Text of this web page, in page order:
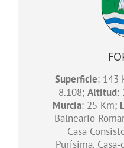
Superficie: 143
8.108; Altitud:
Murcia: 25 Km;
Balneario
Casa
Purísima,